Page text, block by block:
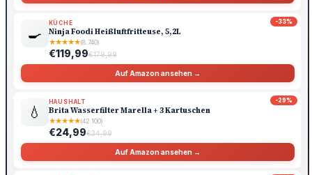
-33%
🍳
KÜCHE
Ninja Foodi Heißluftfritteuse, 5,2L
★★★★★(8.740)
€119,99€179,99
Auf Amazon ansehen →
-29%
💧
HAUSHALT
Brita Wasserfilter Marella + 3 Kartuschen
★★★★★(42.100)
€24,99€34,99
Auf Amazon ansehen →